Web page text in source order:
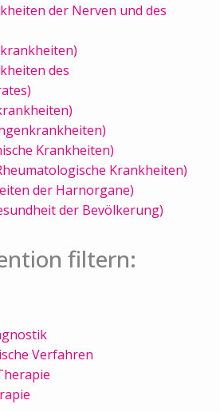
der Nerven und des
des
Krankheiten)
Krankheiten)
der Harnorgane)
der Bevölkerung)
filtern:
Verfahren